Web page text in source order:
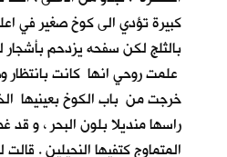
كبيرة تؤدي الى كوخ صغير في
بالثلج لكن سفحه يزدحم بأشجار
علمت روحي انها كانت بانتظار
خرجت من باب الكوخ بعينيها
راسها منديلا بلون البحر ، و
المتماوج كتفيها النحيلين .